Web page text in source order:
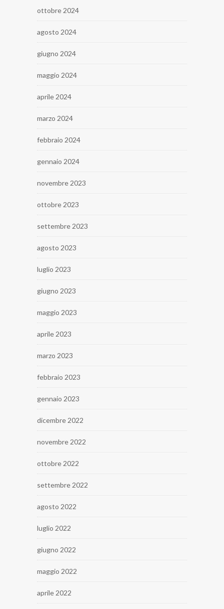
ottobre 2024
agosto 2024
giugno 2024
maggio 2024
aprile 2024
marzo 2024
febbraio 2024
gennaio 2024
novembre 2023
ottobre 2023
settembre 2023
agosto 2023
luglio 2023
giugno 2023
maggio 2023
aprile 2023
marzo 2023
febbraio 2023
gennaio 2023
dicembre 2022
novembre 2022
ottobre 2022
settembre 2022
agosto 2022
luglio 2022
giugno 2022
maggio 2022
aprile 2022